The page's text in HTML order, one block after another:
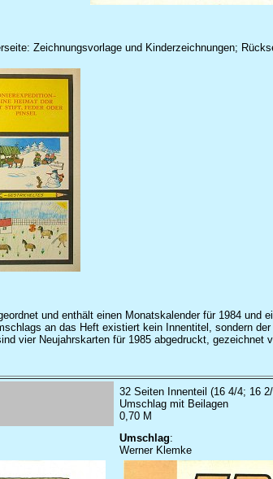
Zeichnungsvorlage und Kinderzeichnungen;
und enthält einen Monatskalender für 1984 und
an das Heft existiert kein Innentitel, sondern der
vier Neujahrskarten für 1985 abgedruckt, gezeichnet
32 Seiten Innenteil (16 4/4; 16
Umschlag mit Beilagen
0,70 M
Umschlag:
Werner Klemke